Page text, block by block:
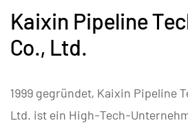
Kaixin Pipeline
Co., Ltd.
1999 gegründet, Kaixin Pipeline
Ltd. ist ein High-Tech-